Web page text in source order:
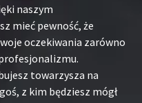
naszym
mieć pewność, że
oczekiwania zarówno
towarzysza na
z kim będziesz mógł